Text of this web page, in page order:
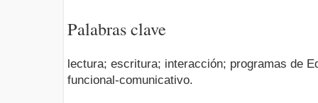
Palabras clave
lectura; escritura; interacción; programas de
funcional-comunicativo.